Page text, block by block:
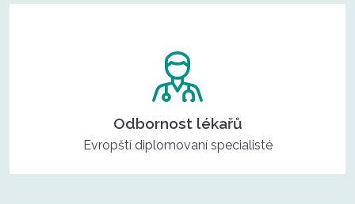
Odbornost lékařů
Evropští diplomovaní specialisté